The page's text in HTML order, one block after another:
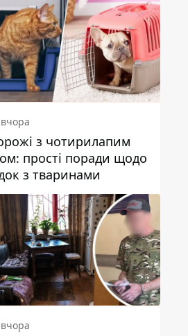
з чотирилапим
прості поради щодо
з тваринами